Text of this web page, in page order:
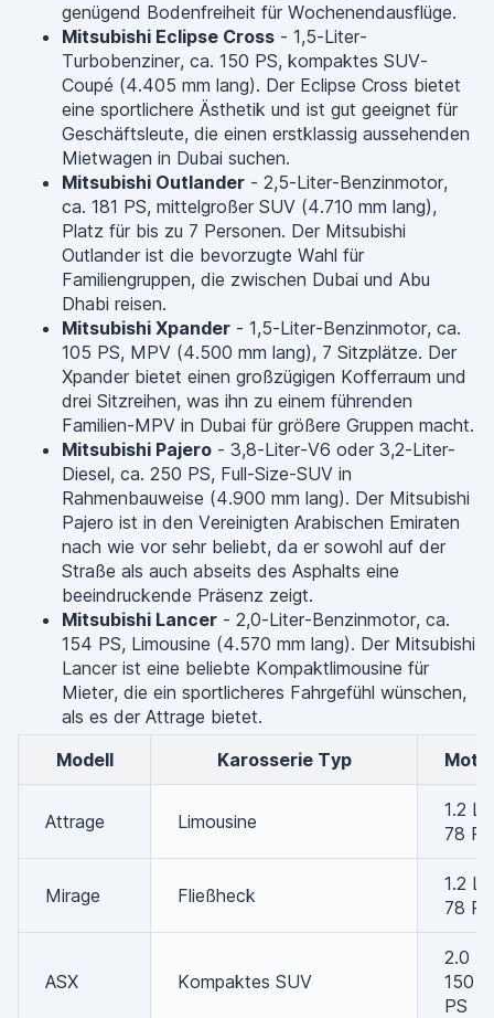
genügend Bodenfreiheit für Wochenendausflüge.
Mitsubishi Eclipse Cross - 1,5-Liter-
Turbobenziner, ca. 150 PS, kompaktes SUV-
Coupé (4.405 mm lang). Der Eclipse Cross bietet
eine sportlichere Ästhetik und ist gut geeignet für
Geschäftsleute, die einen erstklassig aussehenden
Mietwagen in Dubai suchen.
Mitsubishi Outlander - 2,5-Liter-Benzinmotor,
ca. 181 PS, mittelgroßer SUV (4.710 mm lang),
Platz für bis zu 7 Personen. Der Mitsubishi
Outlander ist die bevorzugte Wahl für
Familiengruppen, die zwischen Dubai und Abu
Dhabi reisen.
Mitsubishi Xpander - 1,5-Liter-Benzinmotor, ca.
105 PS, MPV (4.500 mm lang), 7 Sitzplätze. Der
Xpander bietet einen großzügigen Kofferraum und
drei Sitzreihen, was ihn zu einem führenden
Familien-MPV in Dubai für größere Gruppen macht.
Mitsubishi Pajero - 3,8-Liter-V6 oder 3,2-Liter-
Diesel, ca. 250 PS, Full-Size-SUV in
Rahmenbauweise (4.900 mm lang). Der Mitsubishi
Pajero ist in den Vereinigten Arabischen Emiraten
nach wie vor sehr beliebt, da er sowohl auf der
Straße als auch abseits des Asphalts eine
beeindruckende Präsenz zeigt.
Mitsubishi Lancer - 2,0-Liter-Benzinmotor, ca.
154 PS, Limousine (4.570 mm lang). Der Mitsubishi
Lancer ist eine beliebte Kompaktlimousine für
Mieter, die ein sportlicheres Fahrgefühl wünschen,
als es der Attrage bietet.
Modell
Karosserie Typ
Attrage Limousine
1.2 L /
78 PS
Mirage Fließheck
1.2 L /
78 PS
ASX Kompaktes SUV
2.0 L
150
PS